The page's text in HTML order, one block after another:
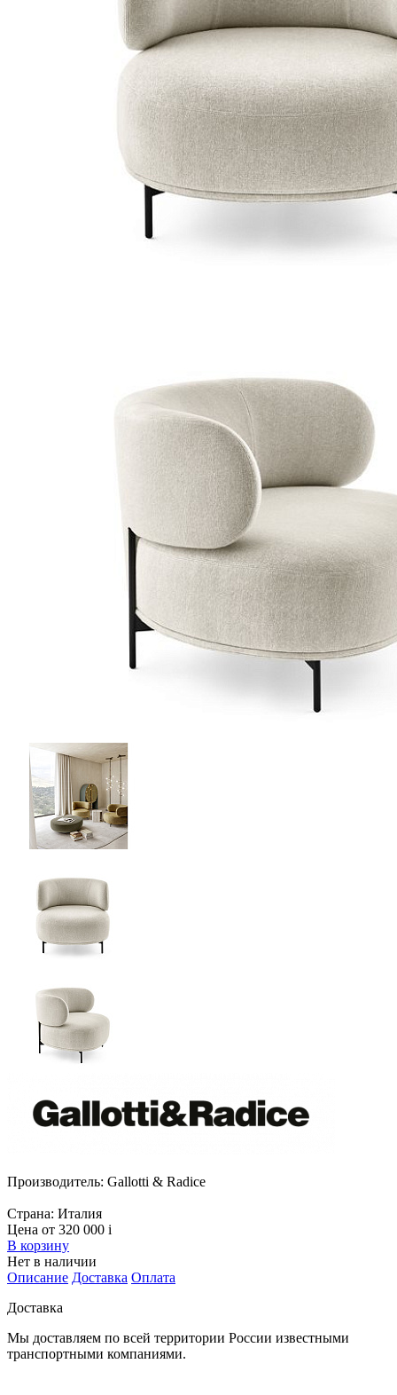
Производитель: Gallotti & Radice
Страна: Италия
Цена от 320 000 i
В корзину
Нет в наличии
Описание Доставка Оплата
Доставка
Мы доставляем по всей территории России известными
транспортными компаниями.